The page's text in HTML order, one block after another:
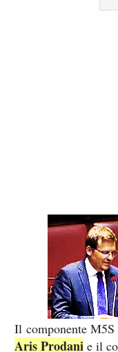
Il componente
Aris Prodani e il